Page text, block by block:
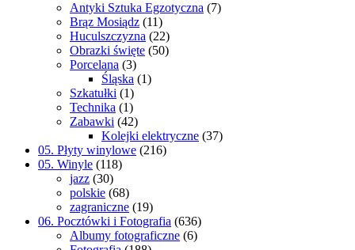
Antyki Sztuka Egzotyczna (7)
Brąz Mosiądz (11)
Huculszczyzna (22)
Obrazki święte (50)
Porcelana (3)
Śląska (1)
Szkatułki (1)
Technika (1)
Zabawki (42)
Kolejki elektryczne (37)
05. Płyty winylowe (216)
05. Winyle (118)
jazz (30)
polskie (68)
zagraniczne (19)
06. Pocztówki i Fotografia (636)
Albumy fotograficzne (6)